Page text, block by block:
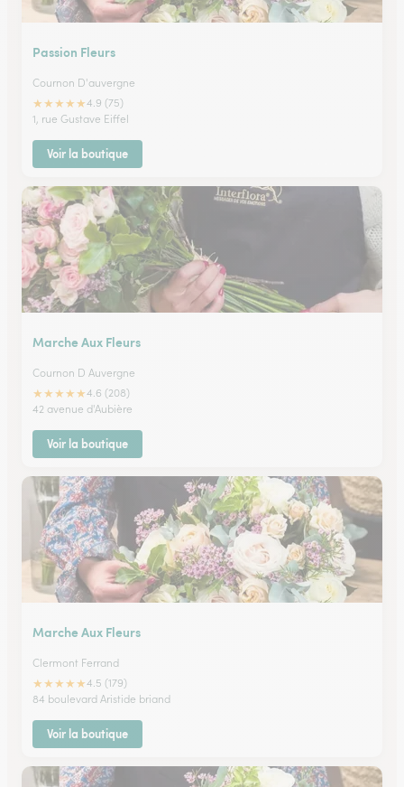
Passion Fleurs
Cournon D'auvergne
★★★★★4.9 (75)
1, rue Gustave Eiffel
Voir la boutique
Marche Aux Fleurs
Cournon D Auvergne
★★★★★4.6 (208)
42 avenue d'Aubière
Voir la boutique
Marche Aux Fleurs
Clermont Ferrand
★★★★★4.5 (179)
84 boulevard Aristide briand
Voir la boutique